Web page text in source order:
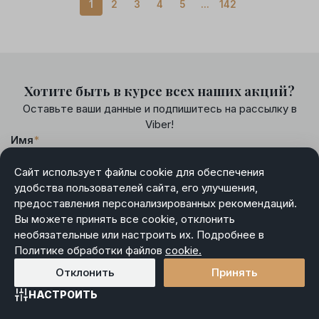
1 2 3 4 5 ... 142
Сайт использует файлы cookie для обеспечения
удобства пользователей сайта, его улучшения,
предоставления персонализированных рекомендаций.
Вы можете принять все cookie, отклонить
необязательные или настроить их. Подробнее в
Политике обработки файлов cookie.
НАСТРОИТЬ
Отклонить Принять
Хотите быть в курсе всех наших акций?
Оставьте ваши данные и подпишитесь на рассылку в
Viber!
Имя*
Номер телефона*
Я даюсогласиена обработку моих персональных
данных и ознакомлен(а) справами, связанными с такой
обработкой*